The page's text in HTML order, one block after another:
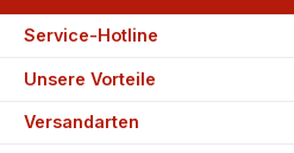
Service-Hotline
Unsere Vorteile
Versandarten